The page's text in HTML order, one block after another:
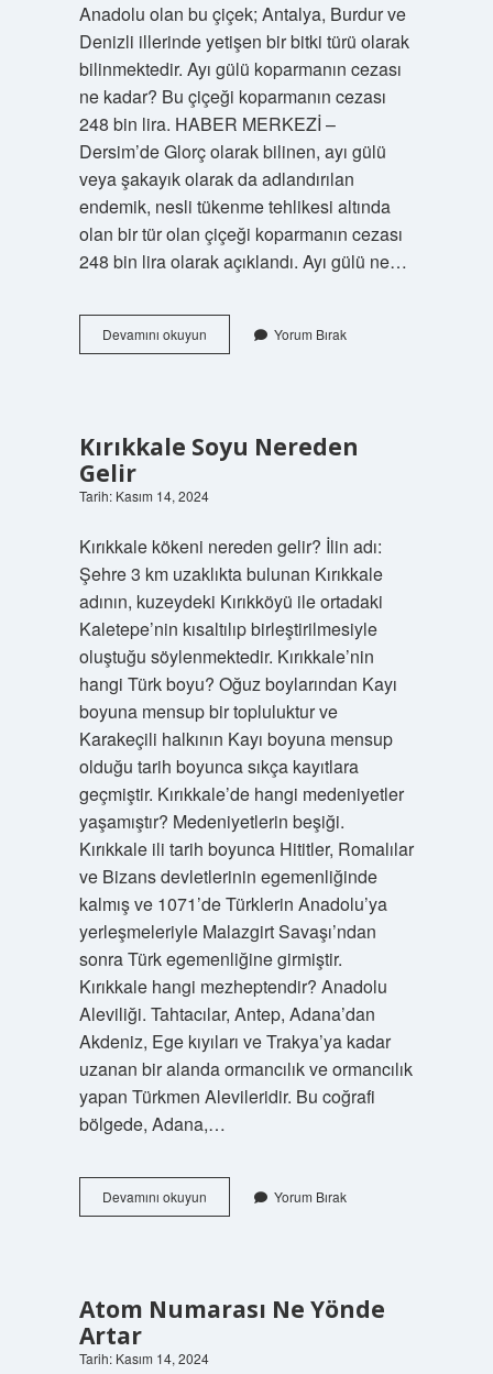
Anadolu olan bu çiçek; Antalya, Burdur ve
Denizli illerinde yetişen bir bitki türü olarak
bilinmektedir. Ayı gülü koparmanın cezası
ne kadar? Bu çiçeği koparmanın cezası
248 bin lira. HABER MERKEZİ –
Dersim’de Glorç olarak bilinen, ayı gülü
veya şakayık olarak da adlandırılan
endemik, nesli tükenme tehlikesi altında
olan bir tür olan çiçeği koparmanın cezası
248 bin lira olarak açıklandı. Ayı gülü ne…
Devamını okuyunAyı
Gülü
Yorum Bırak
Kırıkkale Soyu Nereden
Gelir
Tarih: Kasım 14, 2024
Kırıkkale kökeni nereden gelir? İlin adı:
Şehre 3 km uzaklıkta bulunan Kırıkkale
adının, kuzeydeki Kırıkköyü ile ortadaki
Kaletepe’nin kısaltılıp birleştirilmesiyle
oluştuğu söylenmektedir. Kırıkkale’nin
hangi Türk boyu? Oğuz boylarından Kayı
boyuna mensup bir topluluktur ve
Karakeçili halkının Kayı boyuna mensup
olduğu tarih boyunca sıkça kayıtlara
geçmiştir. Kırıkkale’de hangi medeniyetler
yaşamıştır? Medeniyetlerin beşiği.
Kırıkkale ili tarih boyunca Hititler, Romalılar
ve Bizans devletlerinin egemenliğinde
kalmış ve 1071’de Türklerin Anadolu’ya
yerleşmeleriyle Malazgirt Savaşı’ndan
sonra Türk egemenliğine girmiştir.
Kırıkkale hangi mezheptendir? Anadolu
Aleviliği. Tahtacılar, Antep, Adana’dan
Akdeniz, Ege kıyıları ve Trakya’ya kadar
uzanan bir alanda ormancılık ve ormancılık
yapan Türkmen Alevileridir. Bu coğrafi
bölgede, Adana,…
Devamını okuyunKırıkkale
Soyu
Yorum Bırak
Atom Numarası Ne Yönde
Artar
Tarih: Kasım 14, 2024